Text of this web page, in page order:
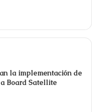
la implementación de
Board Satellite